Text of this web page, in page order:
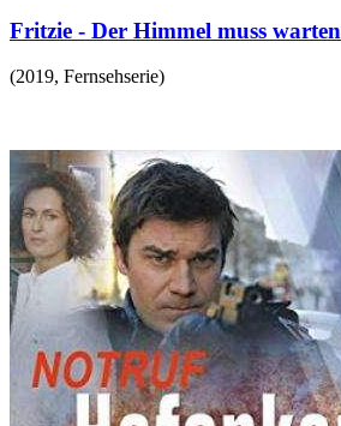
Fritzie - Der Himmel muss warten
(2019, Fernsehserie)